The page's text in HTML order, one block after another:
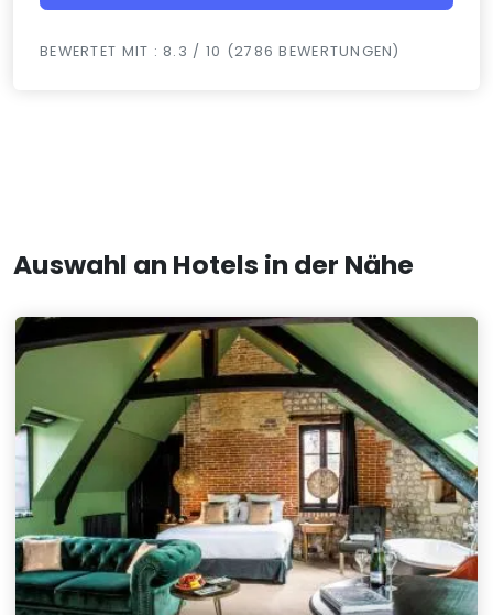
BEWERTET MIT : 8.3 / 10 (2786 BEWERTUNGEN)
Auswahl an Hotels in der Nähe